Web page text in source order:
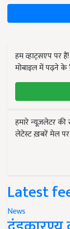
हम व्हाट्सएप पर
मोबाइल में पढ़ने के
हमारे न्यूज़लेटर
लेटेस्ट ख़बरें मेल
Latest
News